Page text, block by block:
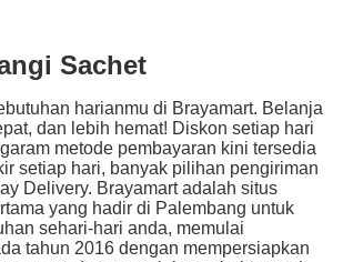
Sachet
harianmu di Brayamart. Belanja
dan lebih hemat! Diskon setiap hari
metode pembayaran kini tersedia
setiap hari, banyak pilihan pengiriman
Delivery. Brayamart adalah situs
yang hadir di Palembang untuk
sehari-hari anda, memulai
tahun 2016 dengan mempersiapkan